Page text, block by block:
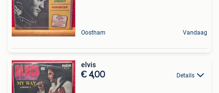
Oostham Vandaag
elvis
€ 4,00 Details